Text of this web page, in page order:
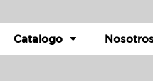
Catalogo